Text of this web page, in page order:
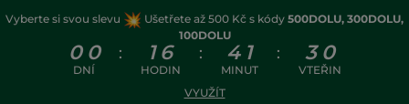
Vyberte si svou slevu Ušetřete až 500 Kč s kódy 500DOLU, 300DOLU,
100DOLU
0 0
DNÍ
: 1 6
HODIN
: 4 1
MINUT
: 3 0
VTEŘIN
VYUŽÍT